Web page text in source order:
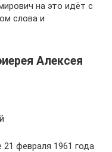
на это идёт с
слова и
Алексея
февраля 1961 года